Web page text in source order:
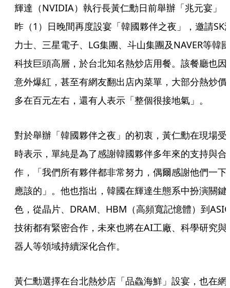
輝達（NVIDIA）執行長黃仁勳日前舉辦「兆元宴」
昨（1）日晚間再度設宴「韓國夥伴之夜」，邀請SK
力士、三星電子、LG集團、斗山集團及NAVER等韓國
科技巨頭高層，於台北知名熱炒店用餐。該餐廳也因
意外爆紅，甚至有網友翻出店內菜單，大部分熱炒價
多在百元左右，還有人表示「整個很接地氣」。
對於舉辦「韓國夥伴之夜」的初衷，黃仁勳在現場受
時表示，單純是為了感謝韓國夥伴多年來的支持與合
作，「我們所有夥伴都非常努力，偶爾感謝他們一下
應該的」。他也指出，韓國在輝達生態系中扮演關鍵
色，從晶片、DRAM、HBM（高頻寬記憶體）到ASIC
技術都有緊密合作，未來也將在AI工廠、科學研究與
器人等領域持續深化合作。
黃仁勳選擇在台北熱炒店「品鱻海鮮」設宴，也在網